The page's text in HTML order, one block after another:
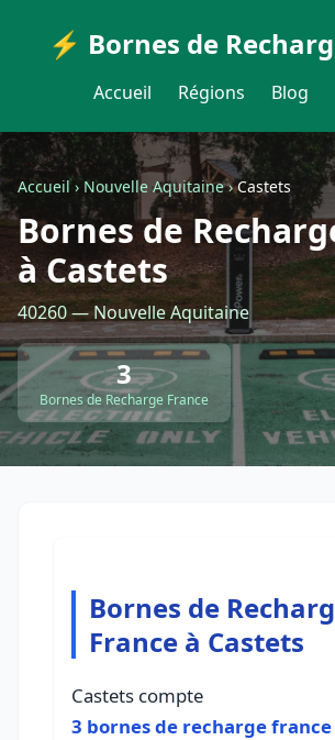
⚡ Bornes de
Accueil Régions Blog
Accueil›Nouvelle Aquitaine›Castets
Bornes de
à Castets
40260 — Nouvelle Aquitaine
3
Bornes de Recharge France
Bornes de
France à Castets
Castets compte
3 bornes de recharge france